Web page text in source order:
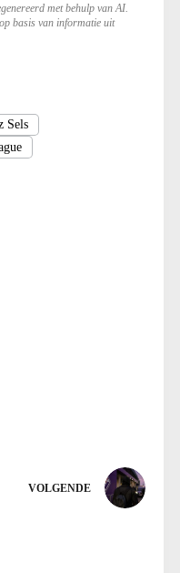
met behulp van AI.
basis van informatie uit
Sels
VOLGENDE